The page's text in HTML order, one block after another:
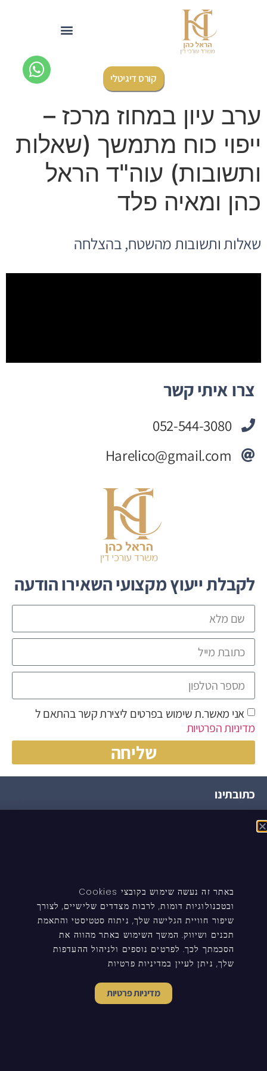
קורס דיגיטלי
ערב עיון במחוז מרכז –
ייפוי כוח מתמשך (שאלות
ותשובות) עוה"ד הראל
כהן ומאיה פלד
שאלות ותשובות מהשטח, בהצלחה
צרו איתי קשר
052-544-3080
Harelico@gmail.com
לקבלת ייעוץ מקצועי השאירו הודעה
אני מאשר.ת שימוש בפרטים ליצירת קשר בהתאם ל
מדיניות הפרטיות
שליחה
כתובתינו
טיפים ומידע
עדכונים לעורכי דין
© כל הזכויות שמורות להראל כהן - משרד עורך דין
באתר זה נעשה שימוש בקובצי Cookies
ובטכנולוגיות דומות, לרבות מצדדים שלישיים, לצורך
שיפור חוויית הגלישה שלך, ניתוח סטטיסטי והתאמת
תכנים ושיווק. המשך השימוש באתר מהווה את
הסכמתך לכך. לפרטים נוספים ולניהול ההעדפות
שלך, ניתן לעיין במדיניות פרטיות
מדיניות פרטיות